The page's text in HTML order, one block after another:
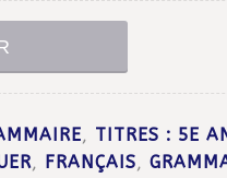
, TITRES : 5E
, FRANÇAIS,